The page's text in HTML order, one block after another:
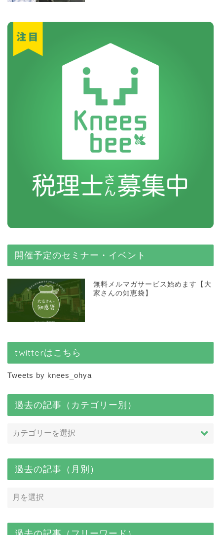
開催予定のセミナー・イベント
無料メルマガサービス始めます【大
家さんの知恵袋】
twitterはこちら
Tweets by knees_ohya
過去の記事（カテゴリー別）
過去の記事（月別）